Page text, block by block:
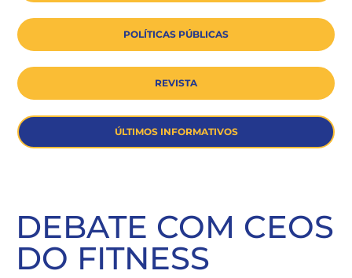
POLÍTICAS PÚBLICAS
REVISTA
ÚLTIMOS INFORMATIVOS
DEBATE COM CEOS
DO FITNESS